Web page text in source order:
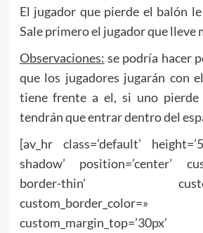
El jugador que pierde el balón
Sale primero el jugador que lleve
Observaciones: se podría hacer
que los jugadores jugarán con
tiene frente a el, si uno pierde
tendrán que entrar dentro del
[av_hr class=’default’
shadow’ position=’center’
border-thin’
custom_border_color=»
custom_margin_top=’30px’